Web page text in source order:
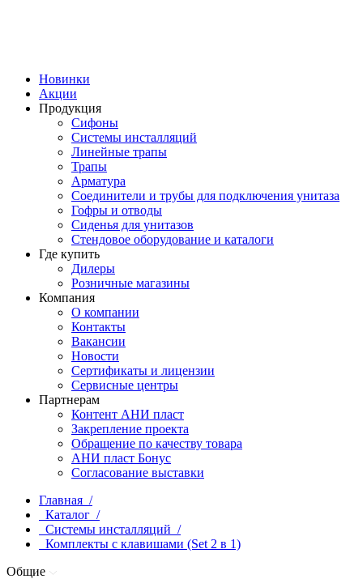
Новинки
Акции
Продукция
Сифоны
Системы инсталляций
Линейные трапы
Трапы
Арматура
Соединители и трубы для подключения унитаза
Гофры и отводы
Сиденья для унитазов
Стендовое оборудование и каталоги
Где купить
Дилеры
Розничные магазины
Компания
О компании
Контакты
Вакансии
Новости
Сертификаты и лицензии
Сервисные центры
Партнерам
Контент АНИ пласт
Закрепление проекта
Обращение по качеству товара
АНИ пласт Бонус
Согласование выставки
Главная /
Каталог /
Системы инсталляций /
Комплекты с клавишами (Set 2 в 1)
Общие